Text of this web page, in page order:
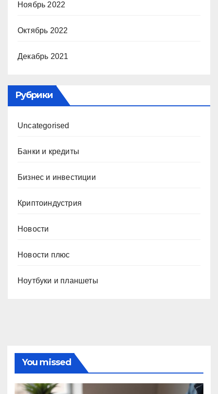
Ноябрь 2022
Октябрь 2022
Декабрь 2021
Рубрики
Uncategorised
Банки и кредиты
Бизнес и инвестиции
Криптоиндустрия
Новости
Новости плюс
Ноутбуки и планшеты
You missed